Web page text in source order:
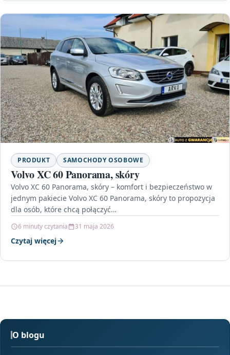
PRODUKT SAMOCHODY OSOBOWE
Volvo XC 60 Panorama, skóry
Volvo XC 60 Panorama, skóry – komfort i bezpieczeństwo w
jednym pakiecie Volvo XC 60 Panorama, skóry to propozycja
dla osób, które chcą połączyć…
6 minuty czytania 31 maja 2026
Czytaj więcej
O blogu